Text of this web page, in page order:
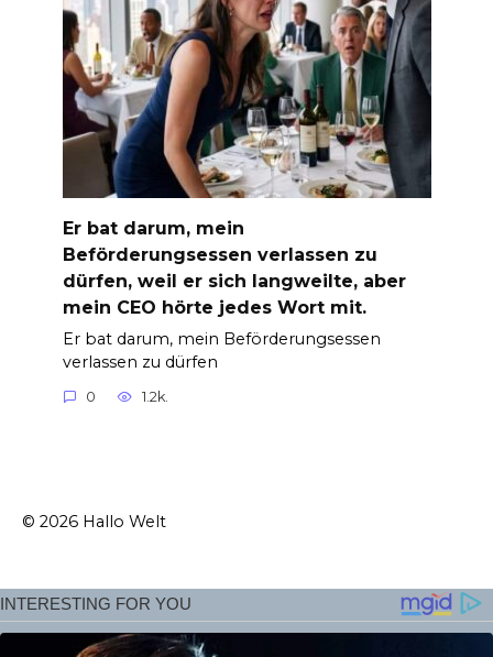
Er bat darum, mein
Beförderungsessen verlassen zu
dürfen, weil er sich langweilte, aber
mein CEO hörte jedes Wort mit.
Er bat darum, mein Beförderungsessen
verlassen zu dürfen
0 1.2k.
© 2026 Hallo Welt